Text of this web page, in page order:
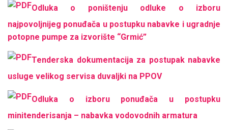
Odluka o poništenju odluke o izboru
najpovoljnijeg ponuđača u postupku nabavke i ugradnje
potopne pumpe za izvorište “Grmić”
Tenderska dokumentacija za postupak nabavke
usluge velikog servisa duvaljki na PPOV
Odluka o izboru ponuđača u postupku
minitenderisanja – nabavka vodovodnih armatura